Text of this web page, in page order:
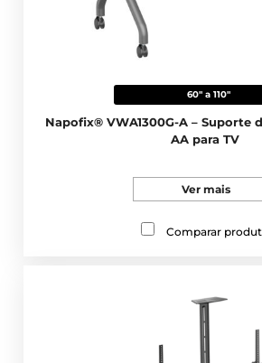
60" a 110"
Napofix® VWA1300G-A – Suporte
AA para TV
Ver mais
Comparar